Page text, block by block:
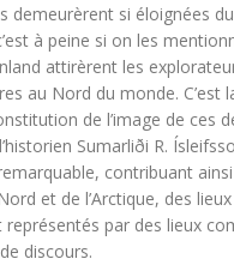
demeurèrent si éloignées du
à peine si on les
attirèrent les
au Nord du monde. C’est
de l’image de ces
Sumarliði R.
contribuant ainsi
et de l’Arctique, des
par des lieux
discours.